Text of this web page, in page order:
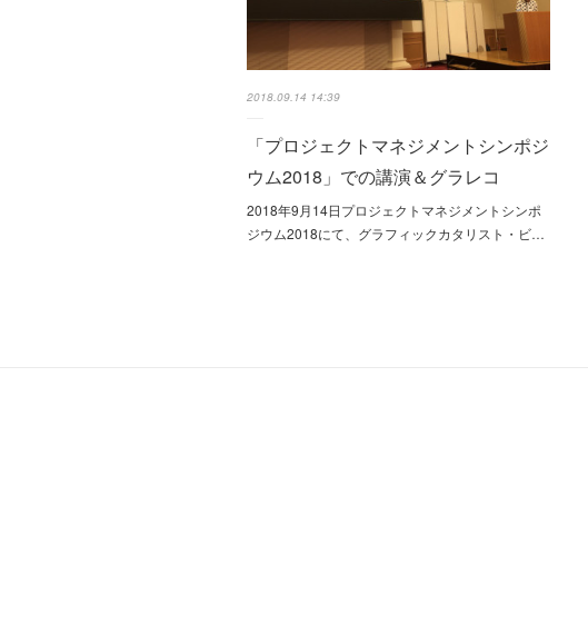
2018.09.14 14:39
「プロジェクトマネジメントシンポジ
ウム2018」での講演＆グラレコ
2018年9月14日プロジェクトマネジメントシンポ
ジウム2018にて、グラフィックカタリスト・ビ…